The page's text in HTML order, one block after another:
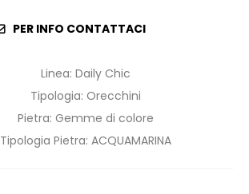
PER INFO CONTATTACI
Linea: Daily Chic
Tipologia: Orecchini
Pietra: Gemme di colore
Tipologia Pietra: ACQUAMARINA